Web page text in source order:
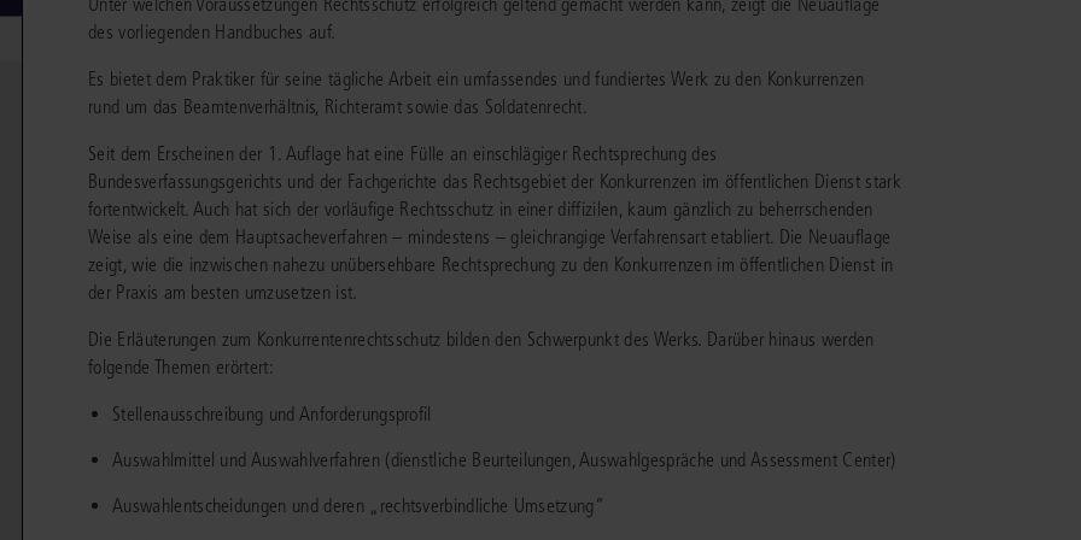
Finden Sie Lösungen und Inhalte, die zu Ihrem Fachgebiet passen.
Arbeitsrecht
Bankrecht
Compliance
Datenschutzrecht
Erbrecht
Notare
Öffentliches Recht
Sozialrecht
Strafrecht
JURIS BUSINESS
Praxisnah und intuitiv: Schutz vor rechtlichen
und Steuerberater.
mehr erfahren
JURIS AKADEMIE
Qualifiziert und zertifiziert: Online-
wichtigen Fachgebieten.
mehr erfahren
(Mo-Do 9-18 Uhr, Fr 9-17 Uhr).
Online-Produktberater starten
Vereine und Verbände
Unternehmen
Studium und Hochschule
WEITERE SERVICES
Downloads
Veranstaltungen
juris PraxisReporte
Alle Kontaktmöglichkeiten
des vorliegenden Handbuches auf.
Es bietet dem Praktiker für seine tägliche Arbeit ein umfassendes und fundiertes Werk zu den Konkurrenzen
rund um das Beamtenverhältnis, Richteramt sowie das Soldatenrecht.
Seit dem Erscheinen der 1. Auflage hat eine Fülle an einschlägiger Rechtsprechung des
Bundesverfassungsgerichts und der Fachgerichte das Rechtsgebiet der Konkurrenzen im öffentlichen Dienst stark
fortentwickelt. Auch hat sich der vorläufige Rechtsschutz in einer diffizilen, kaum gänzlich zu beherrschenden
Weise als eine dem Hauptsacheverfahren – mindestens – gleichrangige Verfahrensart etabliert. Die Neuauflage
zeigt, wie die inzwischen nahezu unübersehbare Rechtsprechung zu den Konkurrenzen im öffentlichen Dienst in
der Praxis am besten umzusetzen ist.
Die Erläuterungen zum Konkurrentenrechtsschutz bilden den Schwerpunkt des Werks. Darüber hinaus werden
folgende Themen erörtert:
Stellenausschreibung und Anforderungsprofil
Auswahlmittel und Auswahlverfahren (dienstliche Beurteilungen, Auswahlgespräche und Assessment Center)
Auswahlentscheidungen und deren „rechtsverbindliche Umsetzung“